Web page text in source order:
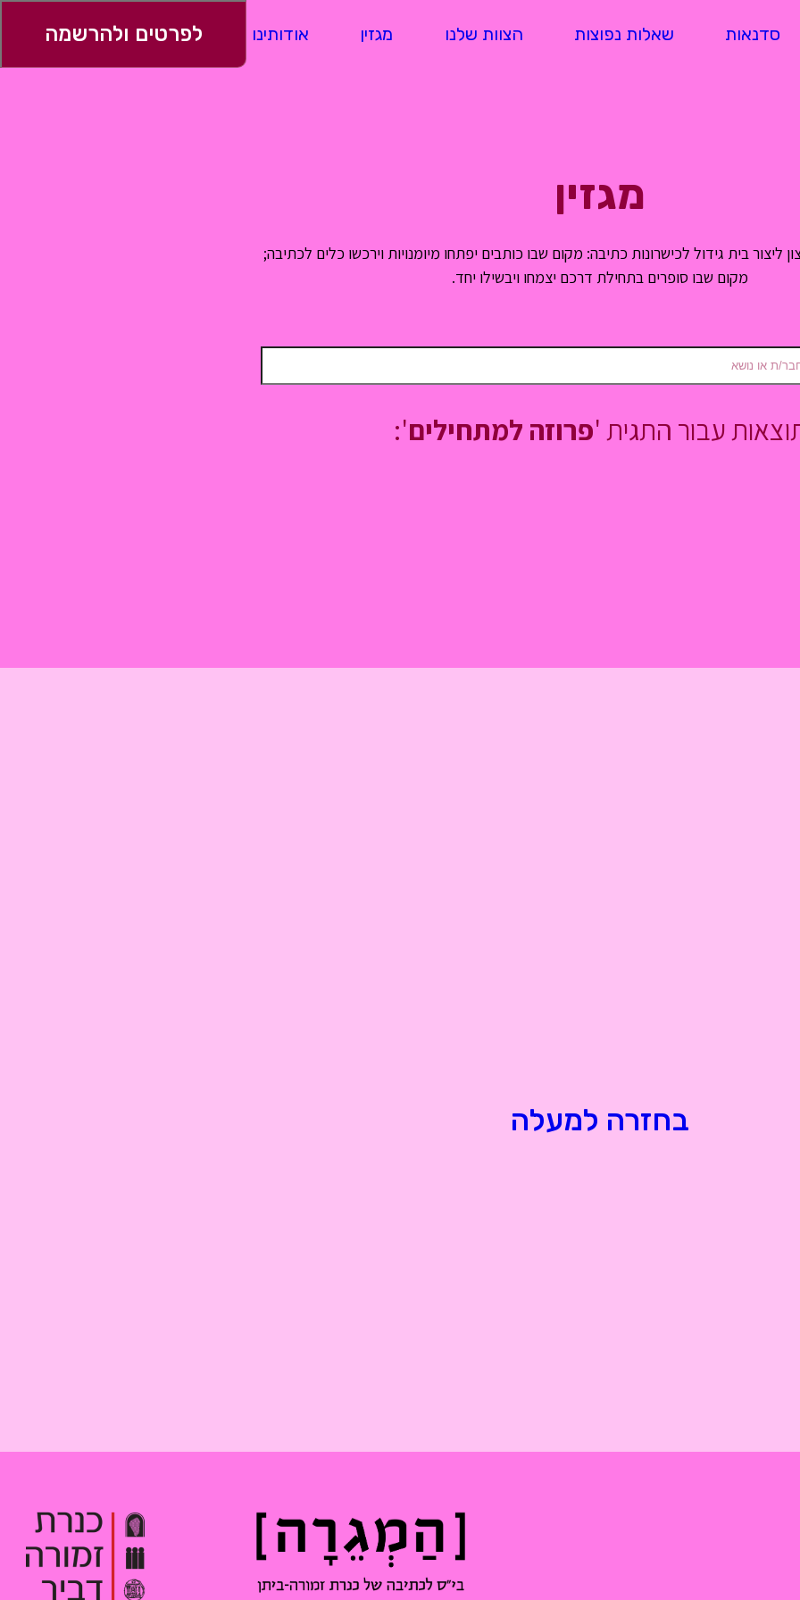
סדנאות שאלות נפוצות הצוות שלנו מגזין אודותינו ספרי בוגרים
לפרטים ולהרשמה
מגזין
ליצור בית גידול לכישרונות כתיבה: מקום שבו כותבים יפתחו מיומנויות וירכשו כלים לכתיבה;
מקום שבו סופרים בתחילת דרכם יצמחו ויבשילו יחד.
עבור התגית 'פרוזה למתחילים':
בחזרה למעלה